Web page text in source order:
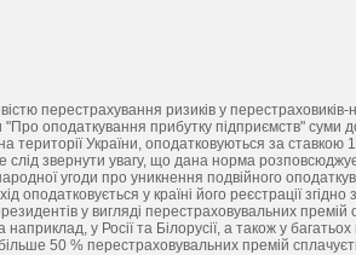
перестрахування ризиків у
"Про оподаткування прибутку підприємств" суми
території України, оподатковуються за ставкою
слід звернути увагу, що дана норма
угоди про уникнення подвійного
оподатковується у країні його реєстрації згідно
у вигляді перестраховувальних
наприклад, у Росії та Білорусії, а також у
50 % перестраховувальних премій